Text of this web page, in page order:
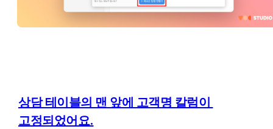
상담 테이블의 맨 앞에 고객명 칼럼이
고정되었어요.